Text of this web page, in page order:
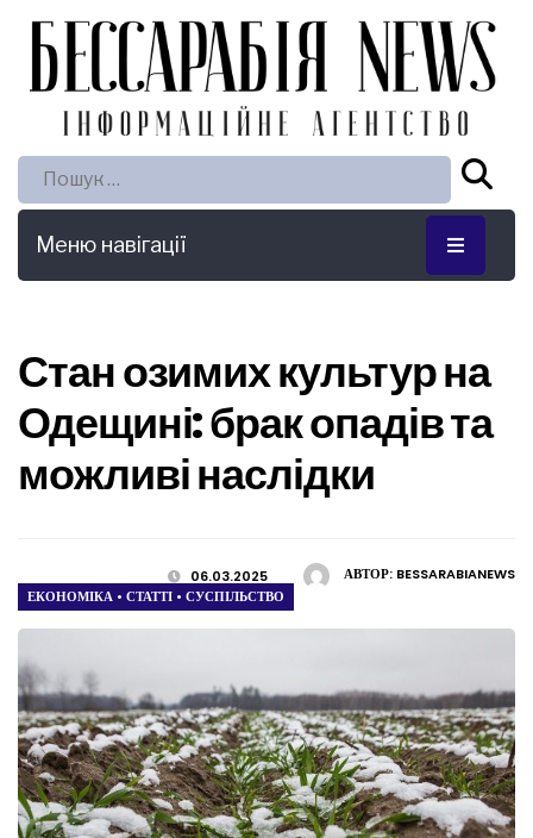
Пошук:
Меню навігації
Стан озимих культур на
Одещині: брак опадів та
можливі наслідки
АВТОР: BESSARABIANEWS
06.03.2025
ЕКОНОМІКА • СТАТТІ • СУСПІЛЬСТВО